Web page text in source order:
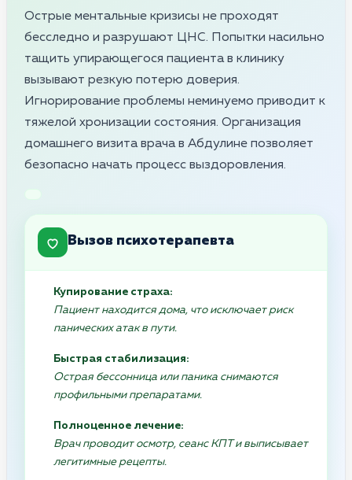
Острые ментальные кризисы не проходят
бесследно и разрушают ЦНС. Попытки насильно
тащить упирающегося пациента в клинику
вызывают резкую потерю доверия.
Игнорирование проблемы неминуемо приводит к
тяжелой хронизации состояния. Организация
домашнего визита врача в Абдулине позволяет
безопасно начать процесс выздоровления.
Вызов психотерапевта
Купирование страха:
Пациент находится дома, что исключает риск
панических атак в пути.
Быстрая стабилизация:
Острая бессонница или паника снимаются
профильными препаратами.
Полноценное лечение:
Врач проводит осмотр, сеанс КПТ и выписывает
легитимные рецепты.